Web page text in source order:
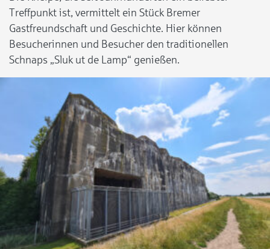
Treffpunkt ist, vermittelt ein Stück Bremer
Gastfreundschaft und Geschichte. Hier können
Besucherinnen und Besucher den traditionellen
Schnaps „Sluk ut de Lamp“ genießen.